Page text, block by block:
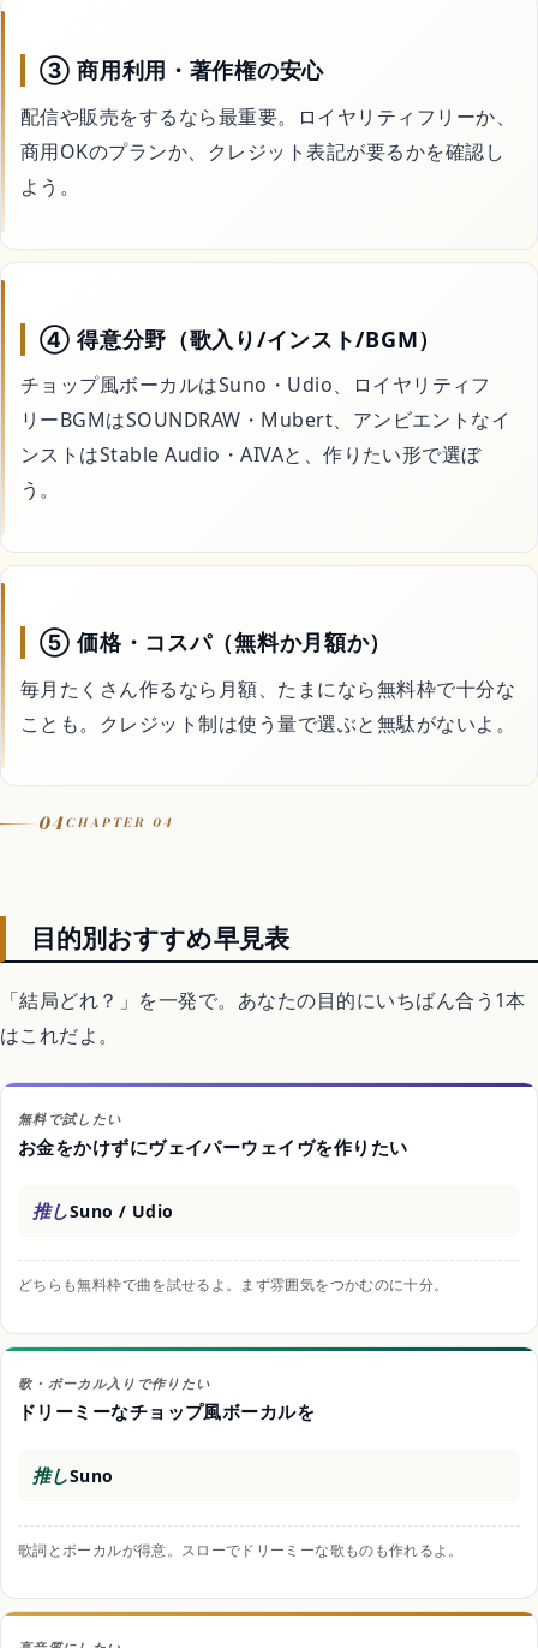
③ 商用利用・著作権の安心
配信や販売をするなら最重要。ロイヤリティフリーか、
商用OKのプランか、クレジット表記が要るかを確認し
よう。
④ 得意分野（歌入り/インスト/BGM）
チョップ風ボーカルはSuno・Udio、ロイヤリティフ
リーBGMはSOUNDRAW・Mubert、アンビエントなイ
ンストはStable Audio・AIVAと、作りたい形で選ぼ
う。
⑤ 価格・コスパ（無料か月額か）
毎月たくさん作るなら月額、たまになら無料枠で十分な
ことも。クレジット制は使う量で選ぶと無駄がないよ。
04CHAPTER 04
目的別おすすめ早見表
「結局どれ？」を一発で。あなたの目的にいちばん合う1本
はこれだよ。
無料で試したい
お金をかけずにヴェイパーウェイヴを作りたい
推しSuno / Udio
どちらも無料枠で曲を試せるよ。まず雰囲気をつかむのに十分。
歌・ボーカル入りで作りたい
ドリーミーなチョップ風ボーカルを
推しSuno
歌詞とボーカルが得意。スローでドリーミーな歌ものも作れるよ。